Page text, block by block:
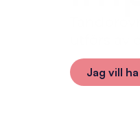
Jag vill